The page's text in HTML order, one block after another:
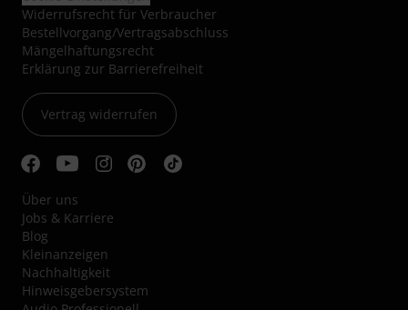
Widerrufsrecht für Verbraucher
Bestellvorgang/Vertragsabschluss
Mängelhaftungsrecht
Erklärung zur Barrierefreiheit
Vertrag widerrufen
Über uns
Jobs & Karriere
Blog
Kleinanzeigen
Nachhaltigkeit
Hinweisgebersystem